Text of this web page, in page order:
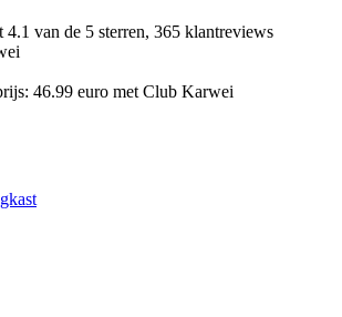
4.1 van de 5 sterren, 365 klantreviews
46.99 euro met Club Karwei